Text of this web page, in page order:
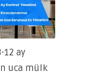
12 ay
uca mülk